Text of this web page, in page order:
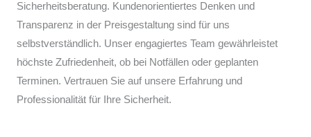
Sicherheitsberatung. Kundenorientiertes Denken und
Transparenz in der Preisgestaltung sind für uns
selbstverständlich. Unser engagiertes Team gewährleistet
höchste Zufriedenheit, ob bei Notfällen oder geplanten
Terminen. Vertrauen Sie auf unsere Erfahrung und
Professionalität für Ihre Sicherheit.